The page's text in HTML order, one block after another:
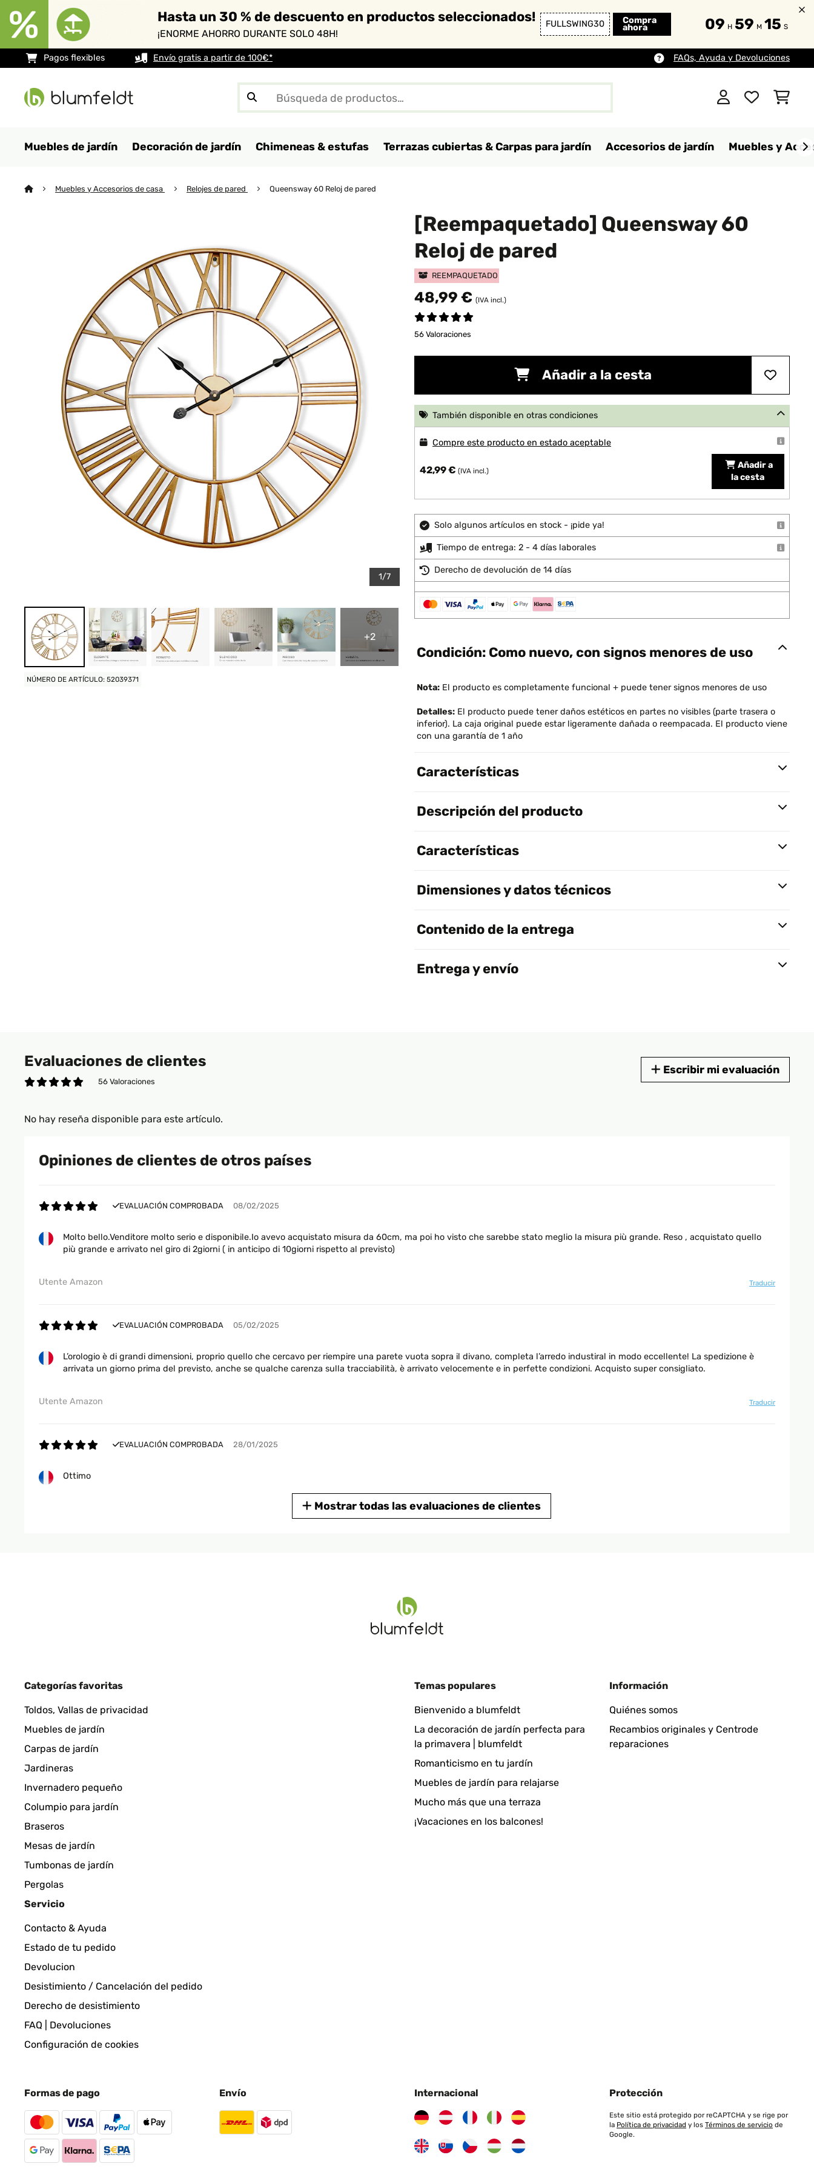
Hasta un 30 % de descuento en productos seleccionados!
¡ENORME AHORRO DURANTE SOLO 48H!
FULLSWING30 Compra
ahora 09 H 59 M 14 S
Pagos flexibles Envío gratis a partir de 100€* FAQs, Ayuda y Devoluciones
Muebles de jardín Decoración de jardín Chimeneas & estufas Terrazas cubiertas & Carpas para jardín Accesorios de jardín Muebles y
Muebles y Accesorios de casa Relojes de pared Queensway 60 Reloj de pared
1/7
+2
NÚMERO DE ARTÍCULO: 52039371
[Reempaquetado] Queensway 60
Reloj de pared
REEMPAQUETADO
48,99 € (IVA incl.)
56 Valoraciones
Añadir a la cesta
También disponible en otras condiciones
Compre este producto en estado aceptable
42,99 € (IVA incl.)
Añadir a
la cesta
Solo algunos artículos en stock - ¡pide ya!
Tiempo de entrega: 2 - 4 días laborales
Derecho de devolución de 14 días
Condición: Como nuevo, con signos menores de uso
Nota: El producto es completamente funcional + puede tener signos menores de uso
Detalles: El producto puede tener daños estéticos en partes no visibles (parte trasera o
inferior). La caja original puede estar ligeramente dañada o reempacada. El producto viene
con una garantía de 1 año
Características
Descripción del producto
Características
Dimensiones y datos técnicos
Contenido de la entrega
Entrega y envío
Evaluaciones de clientes
56 Valoraciones
Escribir mi evaluación
No hay reseña disponible para este artículo.
Opiniones de clientes de otros países
EVALUACIÓN COMPROBADA 08/02/2025
Molto bello.Venditore molto serio e disponibile.Io avevo acquistato misura da 60cm, ma poi ho visto che sarebbe stato meglio la misura più grande. Reso , acquistato quello
più grande e arrivato nel giro di 2giorni ( in anticipo di 10giorni rispetto al previsto)
Utente Amazon Traducir
EVALUACIÓN COMPROBADA 05/02/2025
L’orologio è di grandi dimensioni, proprio quello che cercavo per riempire una parete vuota sopra il divano, completa l’arredo industiral in modo eccellente! La spedizione è
arrivata un giorno prima del previsto, anche se qualche carenza sulla tracciabilità, è arrivato velocemente e in perfette condizioni. Acquisto super consigliato.
Utente Amazon Traducir
EVALUACIÓN COMPROBADA 28/01/2025
Ottimo
EVALUACIÓN COMPROBADA
Bonito. Tal e qual como anunciado.Chegou mais rápido do que esperado e em boas condições.
Orologio da parete molto bello. Consiglio a tutti per chi vuole qualcosa di bello da esporre
Utente Amazon
EVALUACIÓN COMPROBADA
Bello ,d effetto
EVALUACIÓN COMPROBADA 29/04/2024
Oggetto pervenuto con un imballo impeccabile, le lancette vengono protette con una copertura in plastica. Molto gradevole, di facile installazione e con un meccanismo di
Mostrar todas las evaluaciones de clientes
Categorías favoritas
Toldos, Vallas de privacidad
Muebles de jardín
Carpas de jardín
Jardineras
Invernadero pequeño
Columpio para jardín
Braseros
Mesas de jardín
Tumbonas de jardín
Pergolas
Temas populares
Bienvenido a blumfeldt
La decoración de jardín perfecta para
la primavera | blumfeldt
Romanticismo en tu jardín
Muebles de jardín para relajarse
Mucho más que una terraza
¡Vacaciones en los balcones!
Información
Quiénes somos
Recambios originales y Centrode
reparaciones
Servicio
Contacto & Ayuda
Estado de tu pedido
Devolucion
Desistimiento / Cancelación del pedido
Derecho de desistimiento
FAQ | Devoluciones
Configuración de cookies
Formas de pago Envío Internacional Protección
Este sitio está protegido por reCAPTCHA y se rige por
la Política de privacidad y los Términos de servicio de
Google.